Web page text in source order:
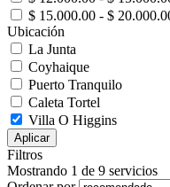
$ 15.000.00 - $
Ubicación
La Junta
Coyhaique
Puerto Tranquilo
Caleta Tortel
Villa O Higgins
Aplicar
Filtros
Mostrando 1 de 9 servicios